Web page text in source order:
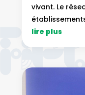
vivant. Le
lire plus